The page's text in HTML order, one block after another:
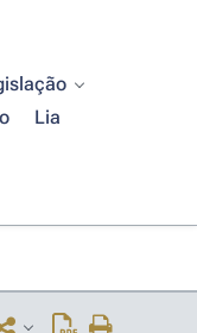
Lia